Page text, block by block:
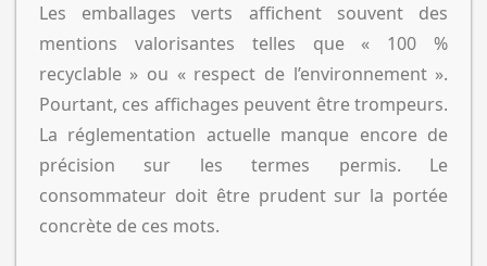
Les emballages verts affichent souvent des
mentions valorisantes telles que « 100 %
recyclable » ou « respect de l’environnement ».
Pourtant, ces affichages peuvent être trompeurs.
La réglementation actuelle manque encore de
précision sur les termes permis. Le
consommateur doit être prudent sur la portée
concrète de ces mots.